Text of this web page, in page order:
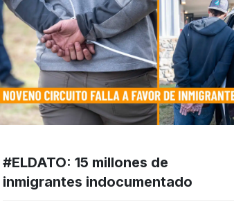
#ELDATO: 15 millones de
inmigrantes indocumentado